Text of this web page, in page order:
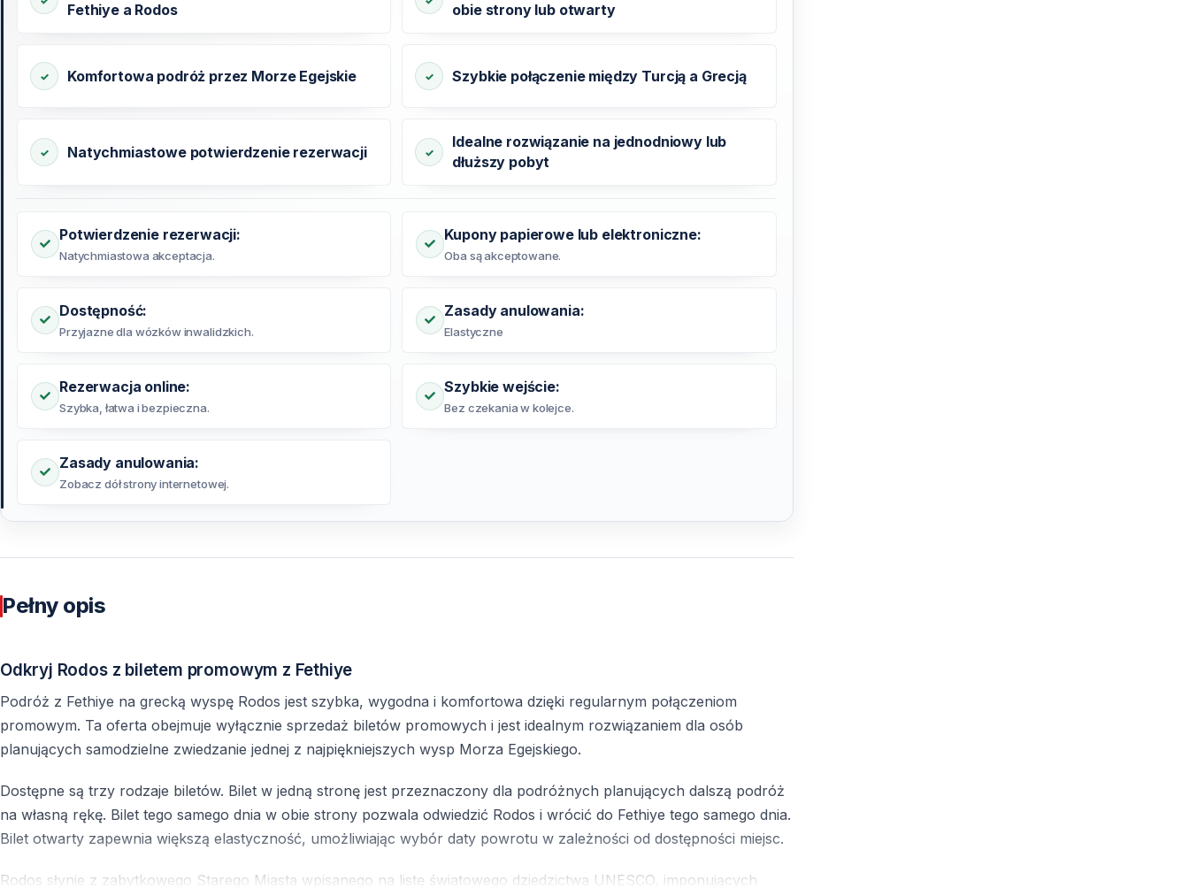
Fethiye a Rodos
obie strony lub otwarty
Komfortowa podróż przez Morze Egejskie Szybkie połączenie między Turcją a Grecją
Natychmiastowe potwierdzenie rezerwacji
Idealne rozwiązanie na jednodniowy lub
dłuższy pobyt
Potwierdzenie rezerwacji:
Natychmiastowa akceptacja.
Kupony papierowe lub elektroniczne:
Oba są akceptowane.
Dostępność:
Przyjazne dla wózków inwalidzkich.
Zasady anulowania:
Elastyczne
Rezerwacja online:
Szybka, łatwa i bezpieczna.
Szybkie wejście:
Bez czekania w kolejce.
Zasady anulowania:
Zobacz dół strony internetowej.
Pełny opis
Odkryj Rodos z biletem promowym z Fethiye
Podróż z Fethiye na grecką wyspę Rodos jest szybka, wygodna i komfortowa dzięki regularnym połączeniom
promowym. Ta oferta obejmuje wyłącznie sprzedaż biletów promowych i jest idealnym rozwiązaniem dla osób
planujących samodzielne zwiedzanie jednej z najpiękniejszych wysp Morza Egejskiego.
Dostępne są trzy rodzaje biletów. Bilet w jedną stronę jest przeznaczony dla podróżnych planujących dalszą podróż
na własną rękę. Bilet tego samego dnia w obie strony pozwala odwiedzić Rodos i wrócić do Fethiye tego samego dnia.
Bilet otwarty zapewnia większą elastyczność, umożliwiając wybór daty powrotu w zależności od dostępności miejsc.
Rodos słynie z zabytkowego Starego Miasta wpisanego na listę światowego dziedzictwa UNESCO, imponujących